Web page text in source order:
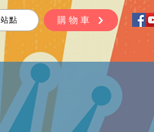
點 購物車